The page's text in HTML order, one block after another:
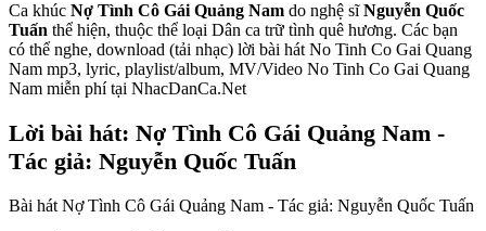
Ca khúc Nợ Tình Cô Gái Quảng Nam do nghệ sĩNguyễn Quốc
Tuấn thể hiện, thuộc thể loại Dân ca trữ tình quê hương. Các bạn
có thể nghe, download (tải nhạc) lời bài hát No Tinh Co Gai Quang
Nam mp3, lyric, playlist/album, MV/Video No Tinh Co Gai Quang
Nam miễn phí tại NhacDanCa.Net
Lời bài hát: Nợ Tình Cô Gái Quảng Nam -
Tác giả: Nguyễn Quốc Tuấn
Bài hát Nợ Tình Cô Gái Quảng Nam - Tác giả: Nguyễn Quốc Tuấn